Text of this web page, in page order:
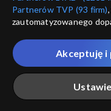
Odcinki
Partnerów TVP (93 firm)
zautomatyzowanego
które wskazujemy
przez nas identyfikatora
Twoje dane osobowe
Ciebie naszych
„Portalem”, w tym
Akceptuję i